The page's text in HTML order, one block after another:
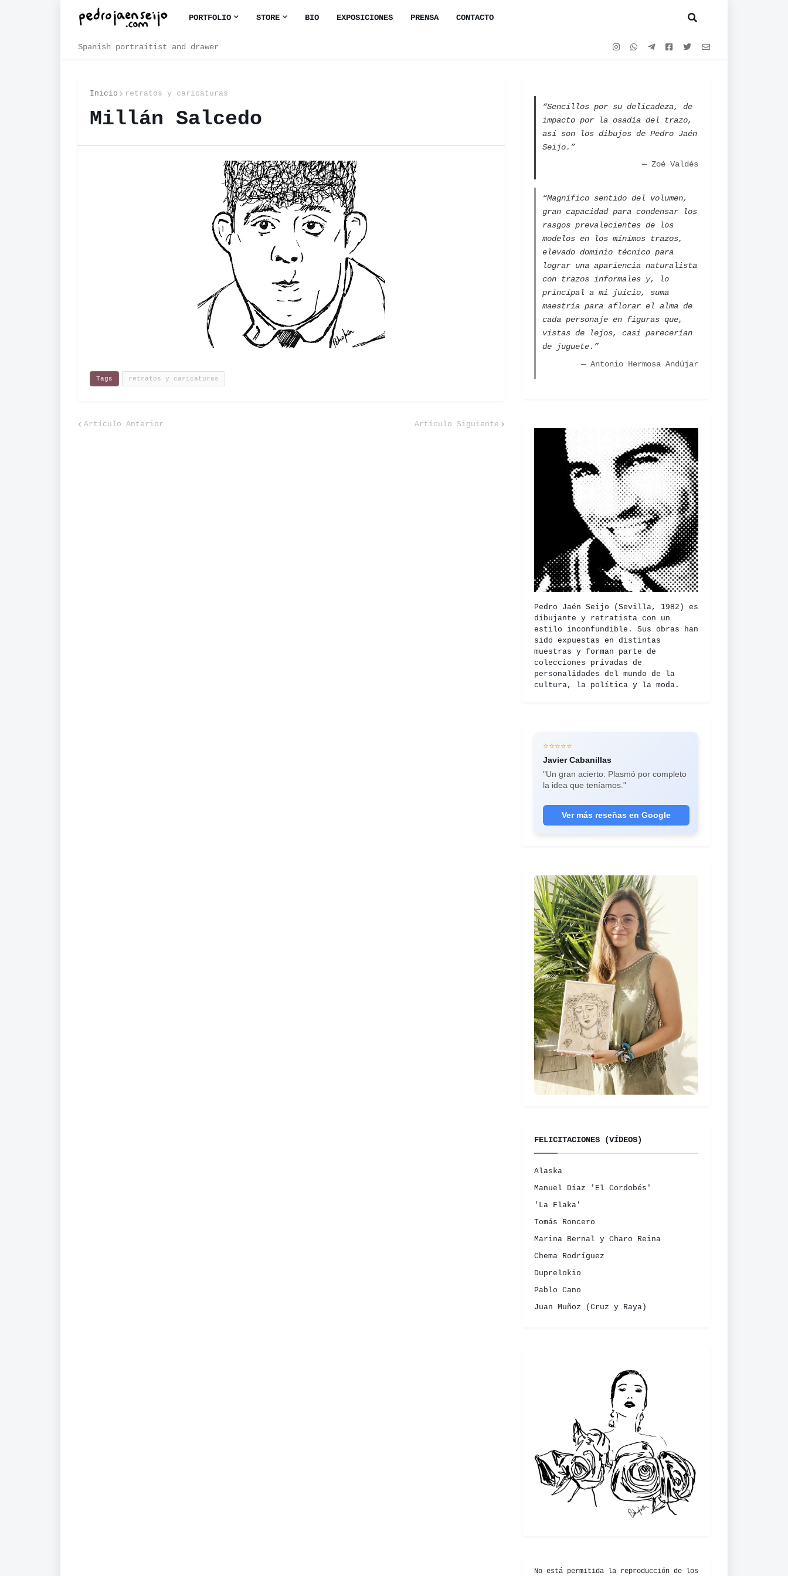
PORTFOLIO STORE BIO EXPOSICIONES PRENSA CONTACTO
Spanish portraitist and drawer
Inicio retratos y caricaturas
Millán Salcedo
Tags retratos y caricaturas
Artículo Anterior Artículo Siguiente
“Sencillos por su delicadeza, de
impacto por la osadía del trazo,
así son los dibujos de Pedro Jaén
Seijo.”
— Zoé Valdés
“Magnífico sentido del volumen,
gran capacidad para condensar los
rasgos prevalecientes de los
modelos en los mínimos trazos,
elevado dominio técnico para
lograr una apariencia naturalista
con trazos informales y, lo
principal a mi juicio, suma
maestría para aflorar el alma de
cada personaje en figuras que,
vistas de lejos, casi parecerían
de juguete.”
— Antonio Hermosa Andújar
Pedro Jaén Seijo (Sevilla, 1982) es
dibujante y retratista con un
estilo inconfundible. Sus obras han
sido expuestas en distintas
muestras y forman parte de
colecciones privadas de
personalidades del mundo de la
cultura, la política y la moda.
⭐⭐⭐⭐⭐
Javier Cabanillas
"Un gran acierto. Plasmó por completo
la idea que teníamos."
⭐⭐⭐⭐⭐
Laura Guilló
"Impresionantes retratos a carboncillo.
Ya he encargado más de seis en un
mejores regalos que he hecho nunca."
FELICITACIONES (VÍDEOS)
Alaska
Manuel Díaz 'El Cordobés'
'La Flaka'
Tomás Roncero
Marina Bernal y Charo Reina
Chema Rodríguez
Duprelokio
Pablo Cano